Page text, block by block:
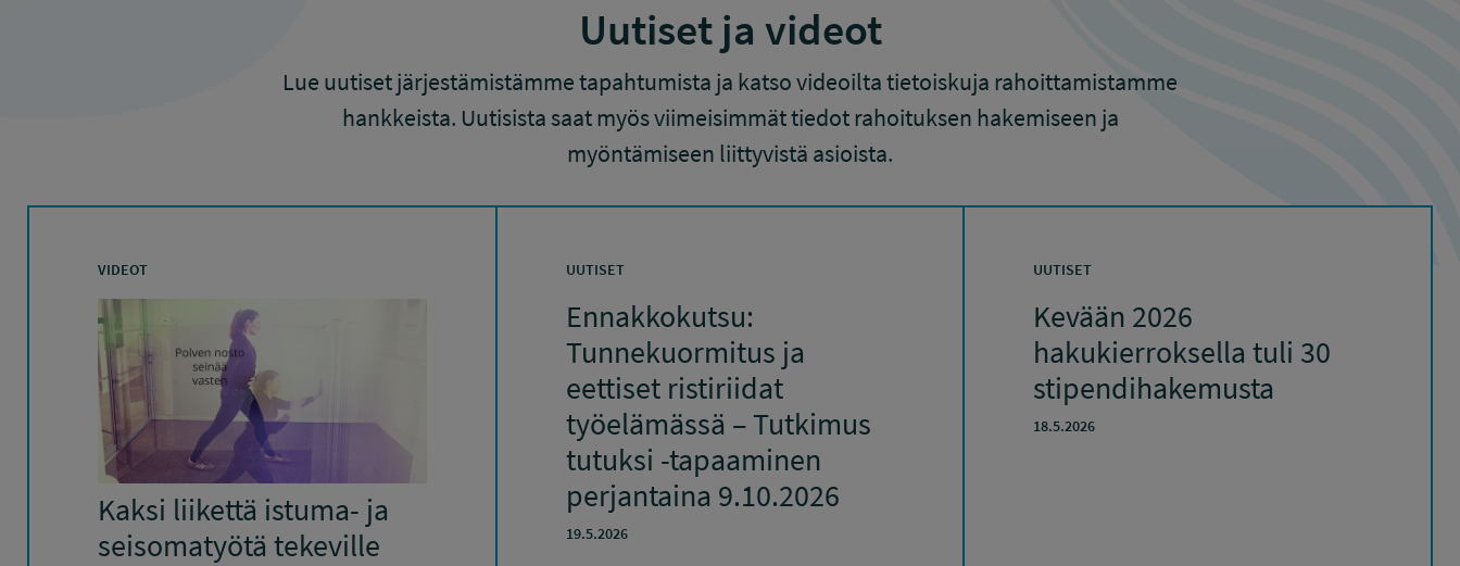
Uutiset ja videot
Lue uutiset järjestämistämme tapahtumista ja katso videoilta tietoiskuja rahoittamistamme
hankkeista. Uutisista saat myös viimeisimmät tiedot rahoituksen hakemiseen ja
myöntämiseen liittyvistä asioista.
VIDEOT
Kaksi liikettä istuma- ja
seisomatyötä tekeville
UUTISET
Ennakkokutsu:
Tunnekuormitus ja
eettiset ristiriidat
työelämässä – Tutkimus
tutuksi -tapaaminen
perjantaina 9.10.2026
19.5.2026
UUTISET
Kevään 2026
hakukierroksella tuli 30
stipendihakemusta
18.5.2026